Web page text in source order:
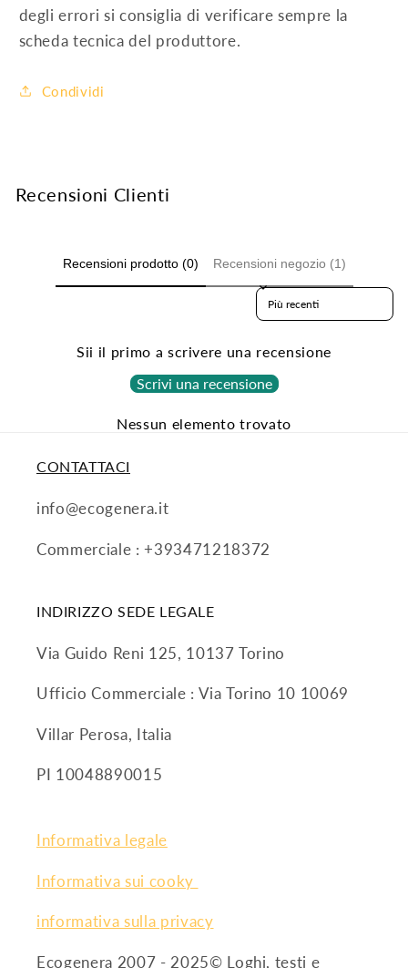
degli errori si consiglia di verificare sempre la
scheda tecnica del produttore.
Condividi
Recensioni Clienti
Recensioni prodotto (0) Recensioni negozio (1)
Sort reviews by
Sii il primo a scrivere una recensione
Scrivi una recensione
Nessun elemento trovato
CONTATTACI
info@ecogenera.it
Commerciale : +393471218372
INDIRIZZO SEDE LEGALE
Via Guido Reni 125, 10137 Torino
Ufficio Commerciale : Via Torino 10 10069
Villar Perosa, Italia
PI 10048890015
Informativa legale
Informativa sui cooky
informativa sulla privacy
Ecogenera 2007 - 2025© Loghi, testi e